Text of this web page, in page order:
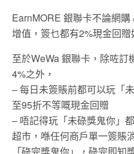
EarnMORE 銀聯卡不論網
增值，簽乜都有2%現金回贈
至於WeWa 銀聯卡，除咗
4%之外，
– 每日未簽賬前都可以玩「
至95折不等嘅現金回贈
– 唔記得玩「未碌獎鬼你」
超市，喺任何商戶單一簽賬